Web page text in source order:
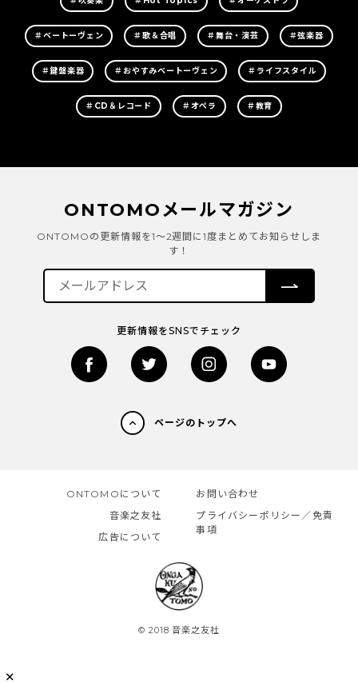
＃ベートーヴェン ＃歌＆合唱 ＃舞台・演芸 ＃弦楽器
＃鍵盤楽器 ＃おやすみベートーヴェン ＃ライフスタイル
＃CD＆レコード ＃オペラ ＃教育
ONTOMOメールマガジン
ONTOMOの更新情報を1～2週間に1度まとめてお知らせしま
す！
更新情報をSNSでチェック
ページのトップへ
✕
ONTOMOについて
音楽之友社
広告について
お問い合わせ
プライバシーポリシー／免責
事項
© 2018 音楽之友社